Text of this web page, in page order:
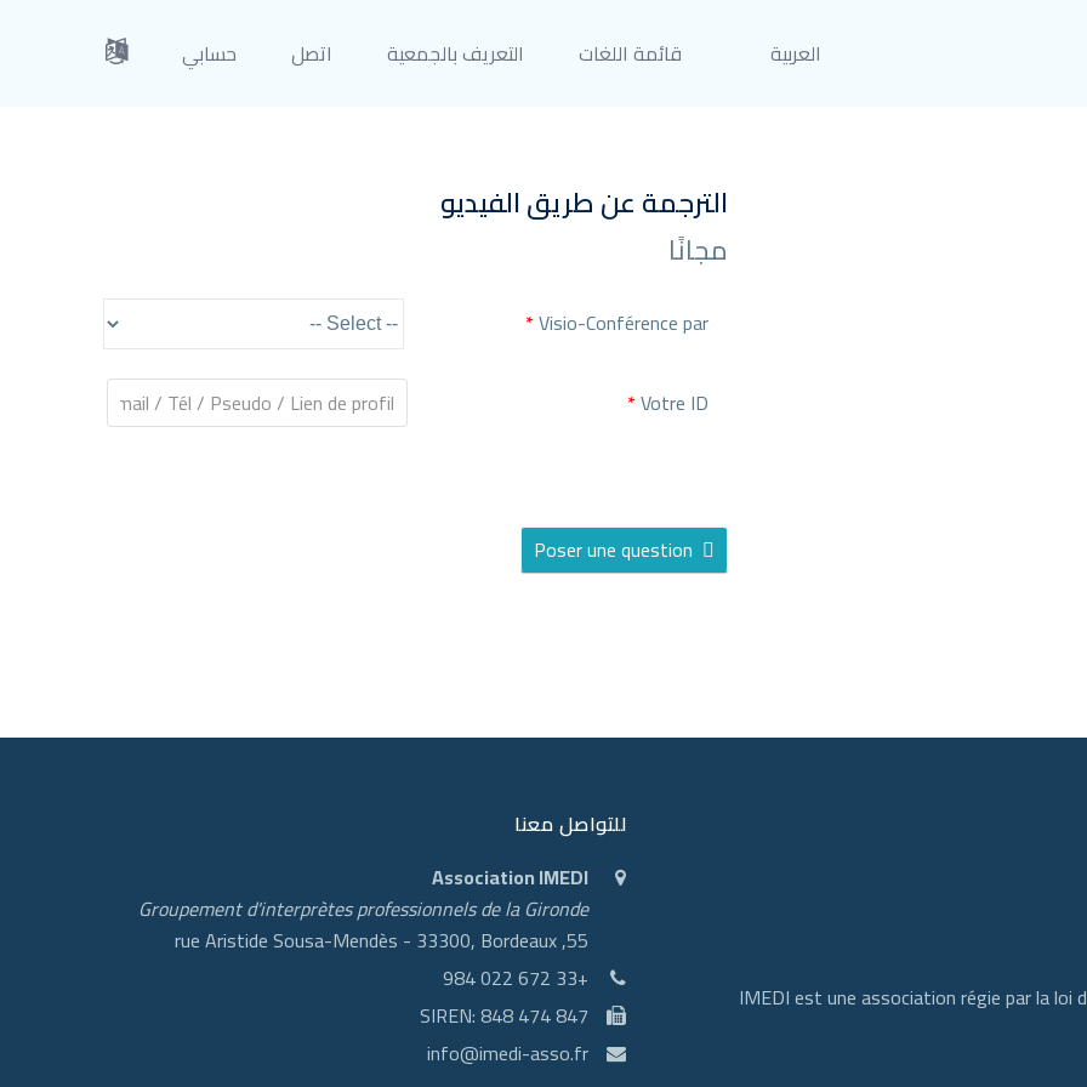
قائمة اللغات التعريف بالجمعية اتصل حسابي العربية
الترجمة عن طريق الفيديو
مجانًا
Visio-Conférence par
*
Votre ID
*
Poser une question
IMEDI est une association régie par la
للتواصل معنا
Association IMEDI
Groupement d'interprètes professionnels de la Gironde
55, rue Aristide Sousa-Mendès - 33300, Bordeaux
+33 672 022 984
SIREN: 848 474 847
info@imedi-asso.fr